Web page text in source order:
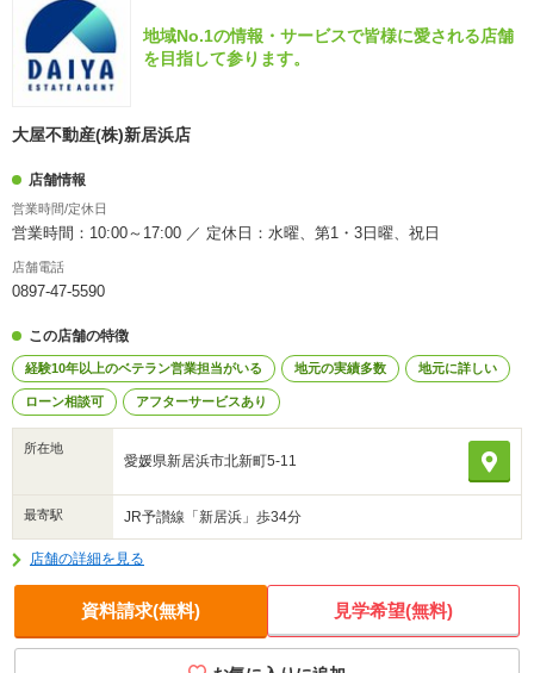
地域No.1の情報・サービスで皆様に愛される店舗
を目指して参ります。
大屋不動産(株)新居浜店
店舗情報
営業時間/定休日
営業時間：10:00～17:00 ／ 定休日：水曜、第1・3日曜、祝日
店舗電話
0897-47-5590
この店舗の特徴
経験10年以上のベテラン営業担当がいる 地元の実績多数 地元に詳しい
ローン相談可 アフターサービスあり
所在地
愛媛県新居浜市北新町5-11
最寄駅 JR予讃線「新居浜」歩34分
店舗の詳細を見る
資料請求(無料) 見学希望(無料)